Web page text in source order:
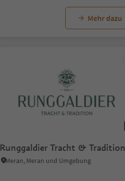
Mehr dazu
Runggaldier Tracht & Tradition
Meran, Meran und Umgebung